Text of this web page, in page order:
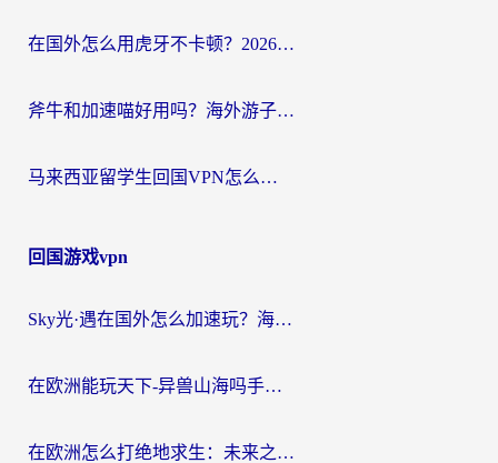
在国外怎么用虎牙不卡顿？2026海外华人亲测有效的回国加速器选择指南
斧牛和加速喵好用吗？海外游子的真实选择困境
马来西亚留学生回国VPN怎么选？3个避坑点+1款实测好用的加速器推荐
回国游戏vpn
Sky光·遇在国外怎么加速玩？海外党亲测有效的国服游戏加速指南
在欧洲能玩天下-异兽山海吗手游？海外玩家的加速器生存指南
在欧洲怎么打绝地求生：未来之役不卡？留学生亲测的加速器避坑指南